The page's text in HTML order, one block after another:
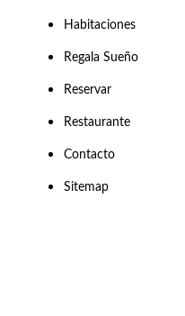
Habitaciones
Regala Sueño
Reservar
Restaurante
Contacto
Sitemap